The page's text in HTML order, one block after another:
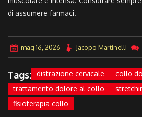
di assumere farmaci.
mag 16, 2026 Jacopo Martinelli
Tags: distrazione cervicale
collo
trattamento dolore al collo
fisioterapia collo